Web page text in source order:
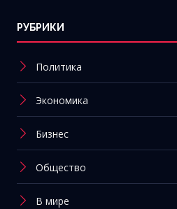
РУБРИКИ
Политика
Экономика
Бизнес
Общество
В мире